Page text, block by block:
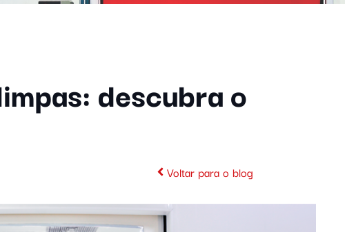
descubra o
Voltar para o blog